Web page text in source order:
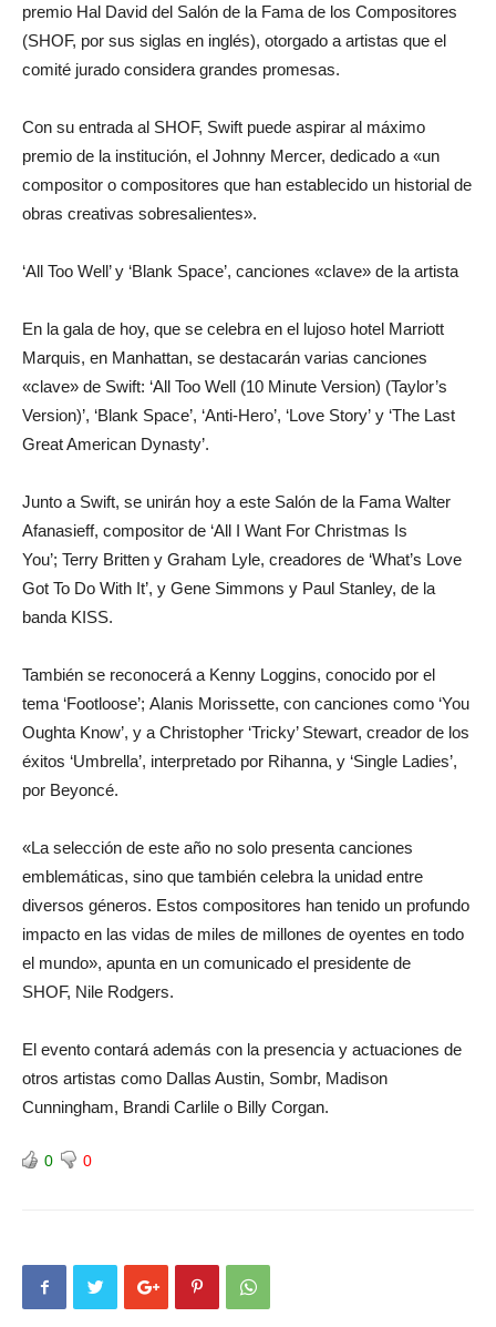
premio Hal David del Salón de la Fama de los Compositores
(SHOF, por sus siglas en inglés), otorgado a artistas que el
comité jurado considera grandes promesas.
Con su entrada al SHOF, Swift puede aspirar al máximo
premio de la institución, el Johnny Mercer, dedicado a «un
compositor o compositores que han establecido un historial de
obras creativas sobresalientes».
‘All Too Well’ y ‘Blank Space’, canciones «clave» de la artista
En la gala de hoy, que se celebra en el lujoso hotel Marriott
Marquis, en Manhattan, se destacarán varias canciones
«clave» de Swift: ‘All Too Well (10 Minute Version) (Taylor’s
Version)’, ‘Blank Space’, ‘Anti-Hero’, ‘Love Story’ y ‘The Last
Great American Dynasty’.
Junto a Swift, se unirán hoy a este Salón de la Fama Walter
Afanasieff, compositor de ‘All I Want For Christmas Is
You’; Terry Britten y Graham Lyle, creadores de ‘What’s Love
Got To Do With It’, y Gene Simmons y Paul Stanley, de la
banda KISS.
También se reconocerá a Kenny Loggins, conocido por el
tema ‘Footloose’; Alanis Morissette, con canciones como ‘You
Oughta Know’, y a Christopher ‘Tricky’ Stewart, creador de los
éxitos ‘Umbrella’, interpretado por Rihanna, y ‘Single Ladies’,
por Beyoncé.
«La selección de este año no solo presenta canciones
emblemáticas, sino que también celebra la unidad entre
diversos géneros. Estos compositores han tenido un profundo
impacto en las vidas de miles de millones de oyentes en todo
el mundo», apunta en un comunicado el presidente de
SHOF, Nile Rodgers.
El evento contará además con la presencia y actuaciones de
otros artistas como Dallas Austin, Sombr, Madison
Cunningham, Brandi Carlile o Billy Corgan.
0 0